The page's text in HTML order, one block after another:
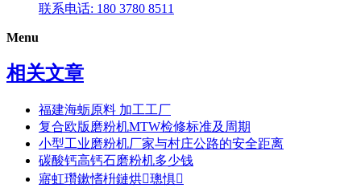
联系电话: 180 3780 8511
Menu
相关文章
福建海蛎原料 加工工厂
复合欧版磨粉机MTW检修标准及周期
小型工业磨粉机厂家与村庄公路的安全距离
碳酸钙高钙石磨粉机多少钱
寤虹瓚鏉愭枡鏈烘璁惧